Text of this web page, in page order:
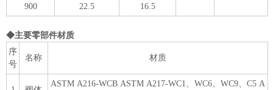
900 22.5 16.5
◆主要零部件材质
序
号
名称 材质
ASTM A216-WCB ASTM A217-WC1、WC6、WC9、C5 A